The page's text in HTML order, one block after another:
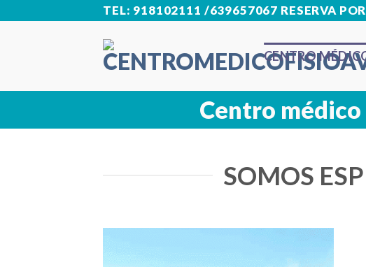
TEL: 918102111 /639657067 RESERVA
CENTRO
Centro
SOMOS